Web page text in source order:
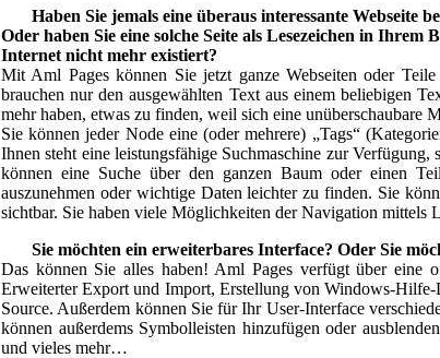
Haben Sie jemals eine überaus interessante Webseite
Oder haben Sie eine solche Seite als Lesezeichen in
Internet nicht mehr existiert?
Mit Aml Pages können Sie jetzt ganze Webseiten oder
brauchen nur den ausgewählten Text aus einem beliebigen
mehr haben, etwas zu finden, weil sich eine unüberschaubare
Sie können jeder Node eine (oder mehrere) „Tags“
Ihnen steht eine leistungsfähige Suchmaschine zur
können eine Suche über den ganzen Baum oder einen
auszunehmen oder wichtige Daten leichter zu finden. Sie
sichtbar. Sie haben viele Möglichkeiten der Navigation
Sie möchten ein erweiterbares Interface? Oder Sie
Das können Sie alles haben! Aml Pages verfügt über
Erweiterter Export und Import, Erstellung von Windows-
Source. Außerdem können Sie für Ihr User-Interface
können außerdems Symbolleisten hinzufügen oder
und vieles mehr…